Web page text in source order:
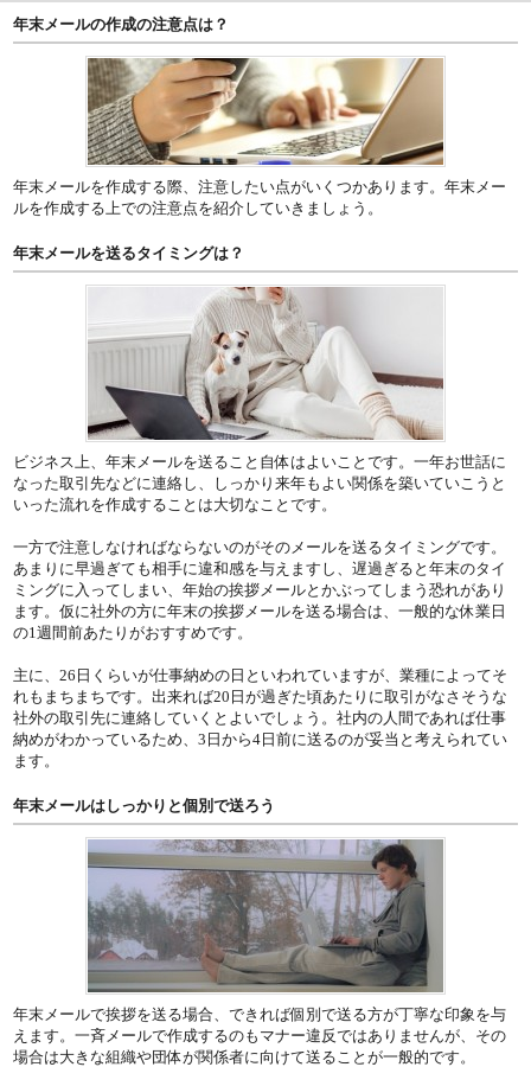
年末メールの作成の注意点は？
年末メールを作成する際、注意したい点がいくつかあります。年末メー
ルを作成する上での注意点を紹介していきましょう。
年末メールを送るタイミングは？
ビジネス上、年末メールを送ること自体はよいことです。一年お世話に
なった取引先などに連絡し、しっかり来年もよい関係を築いていこうと
いった流れを作成することは大切なことです。
一方で注意しなければならないのがそのメールを送るタイミングです。
あまりに早過ぎても相手に違和感を与えますし、遅過ぎると年末のタイ
ミングに入ってしまい、年始の挨拶メールとかぶってしまう恐れがあり
ます。仮に社外の方に年末の挨拶メールを送る場合は、一般的な休業日
の1週間前あたりがおすすめです。
主に、26日くらいが仕事納めの日といわれていますが、業種によってそ
れもまちまちです。出来れば20日が過ぎた頃あたりに取引がなさそうな
社外の取引先に連絡していくとよいでしょう。社内の人間であれば仕事
納めがわかっているため、3日から4日前に送るのが妥当と考えられてい
ます。
年末メールはしっかりと個別で送ろう
年末メールで挨拶を送る場合、できれば個別で送る方が丁寧な印象を与
えます。一斉メールで作成するのもマナー違反ではありませんが、その
場合は大きな組織や団体が関係者に向けて送ることが一般的です。